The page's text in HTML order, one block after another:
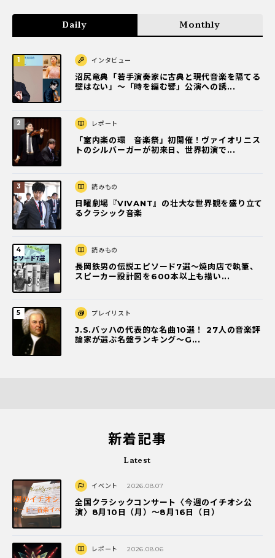
Daily Monthly
インタビュー
沼尻竜典「若手演奏家に古典と現代音楽を隔てる
壁はない」～「時を編む響」公演への誘...
レポート
「室内楽の環 音楽祭」初開催！ヴァイオリニス
トのシルバーガーが初来日、世界初演で...
読みもの
日曜劇場『VIVANT』の壮大な世界観を盛り立て
るクラシック音楽
読みもの
長岡鉄男の伝説エピソード7選〜焼肉店で執筆、
スピーカー設計図を600本以上も描い...
プレイリスト
J.S.バッハの代表的な名曲10選！ 27人の音楽評
論家が選ぶ名盤ランキング〜G...
新着記事
Latest
イベント 2026.08.07
全国クラシックコンサート〈今週のイチオシ公
演〉8月10日（月）～8月16日（日）
レポート 2026.08.06